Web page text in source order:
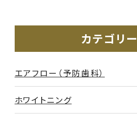
カテゴリー
エアフロー（予防歯科）
ホワイトニング